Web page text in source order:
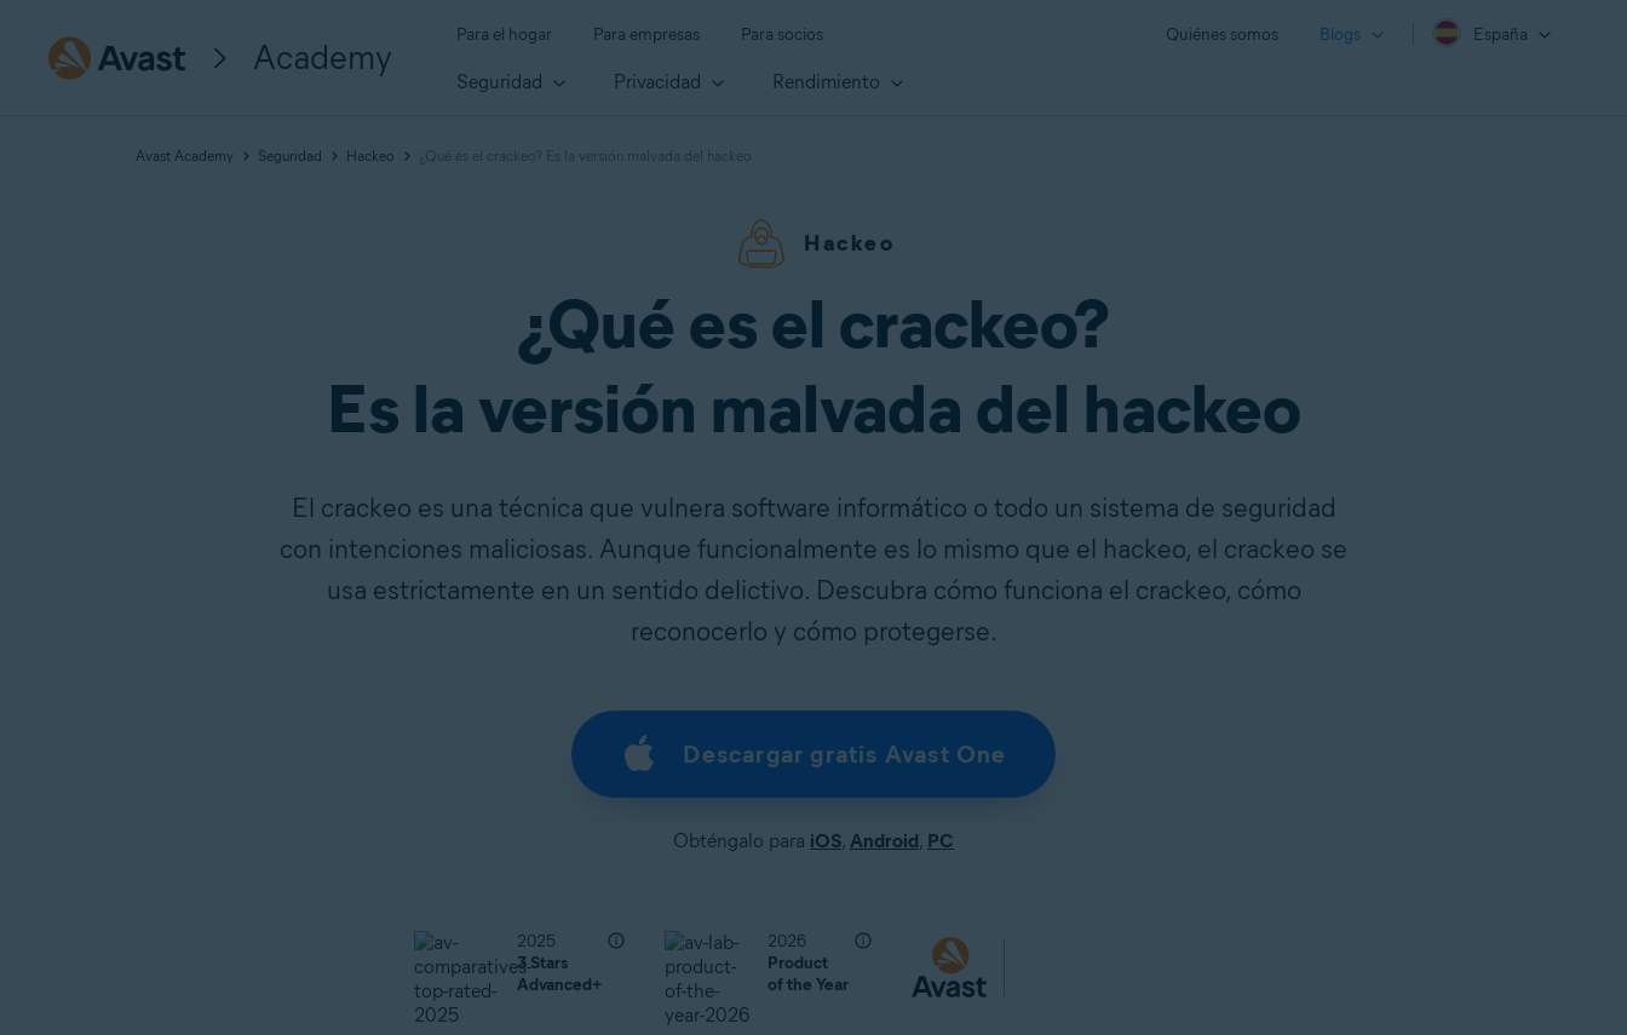
Academy
Para el hogar Para empresas Para socios Quiénes somos Blogs España
Seguridad Privacidad Rendimiento
Avast Academy Seguridad Hackeo ¿Qué es el crackeo? Es la versión malvada del hackeo
Hackeo
¿Qué es el crackeo?
Es la versión malvada del hackeo
El crackeo es una técnica que vulnera software informático o todo un sistema de seguridad
con intenciones maliciosas. Aunque funcionalmente es lo mismo que el hackeo, el crackeo se
usa estrictamente en un sentido delictivo. Descubra cómo funciona el crackeo, cómo
reconocerlo y cómo protegerse.
Descargar gratis Avast One
Obténgalo para iOS, Android, PC
2025
3 Stars
Advanced+
2026
Product
of the Year